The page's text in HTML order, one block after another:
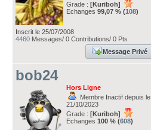
Grade : [Kuriboh]
Echanges 99,07 % (108)
Inscrit le 25/07/2008
4460 Messages/ 0 Contributions/ 0 Pts
Message Privé
bob24
Hors Ligne
Membre Inactif depuis le
21/10/2023
Grade : [Kuriboh]
Echanges 100 % (608)